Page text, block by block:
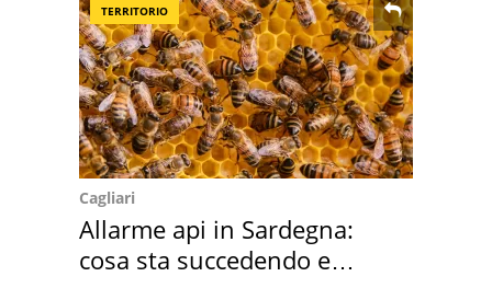
TERRITORIO
Cagliari
Allarme api in Sardegna:
cosa sta succedendo e